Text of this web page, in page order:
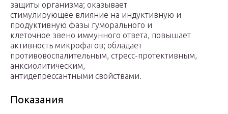
защиты организма; оказывает
стимулирующее влияние на индуктивную и
продуктивную фазы гуморального и
клеточное звено иммунного ответа, повышает
активность микрофагов; обладает
противовоспалительным, стресс-протективным,
анксиолитическим,
антидепрессантными свойствами.
Показания